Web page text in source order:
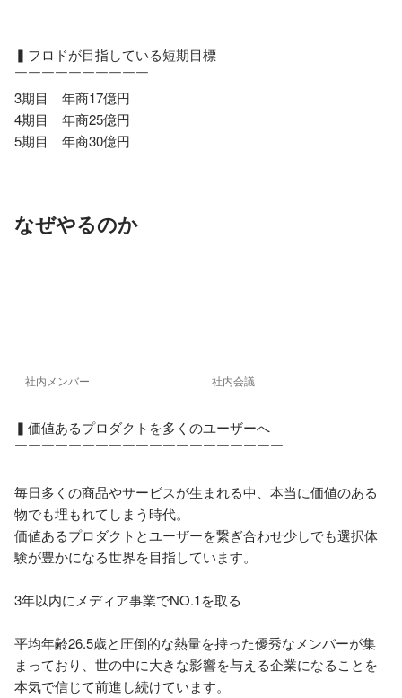
▍フロドが目指している短期目標
￣￣￣￣￣￣￣￣￣￣
3期目　年商17億円
4期目　年商25億円
5期目　年商30億円
なぜやるのか
社内メンバー 社内会議
▍価値あるプロダクトを多くのユーザーへ
￣￣￣￣￣￣￣￣￣￣￣￣￣￣￣￣￣￣￣￣
毎日多くの商品やサービスが生まれる中、本当に価値のある
物でも埋もれてしまう時代。
価値あるプロダクトとユーザーを繋ぎ合わせ少しでも選択体
験が豊かになる世界を目指しています。
3年以内にメディア事業でNO.1を取る
平均年齢26.5歳と圧倒的な熱量を持った優秀なメンバーが集
まっており、世の中に大きな影響を与える企業になることを
本気で信じて前進し続けています。